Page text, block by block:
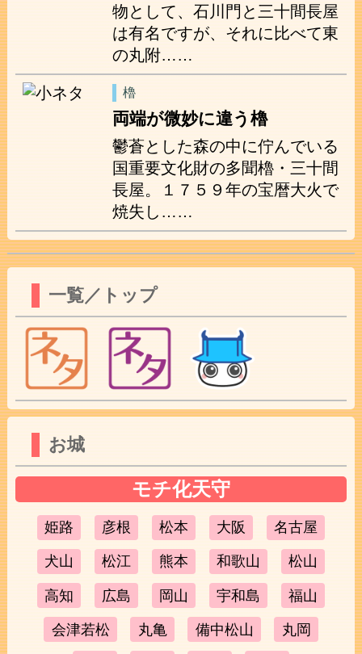
物として、石川門と三十間長屋
は有名ですが、それに比べて東
の丸附……
櫓
両端が微妙に違う櫓
鬱蒼とした森の中に佇んでいる
国重要文化財の多聞櫓・三十間
長屋。１７５９年の宝暦大火で
焼失し……
一覧／トップ
お城
モチ化天守
姫路 彦根 松本 大阪 名古屋
犬山 松江 熊本 和歌山 松山
高知 広島 岡山 宇和島 福山
会津若松 丸亀 備中松山 丸岡